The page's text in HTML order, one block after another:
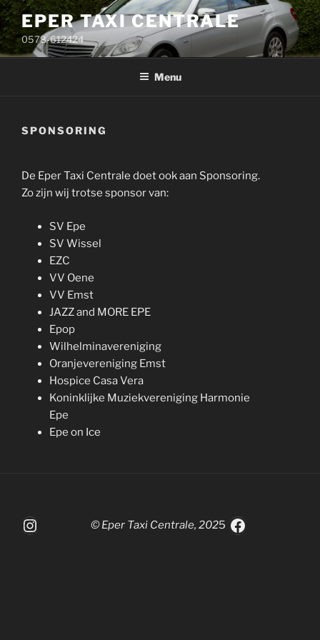
Ga
naar
de
inhoud
EPER TAXI CENTRALE
0578-612424
Menu
SPONSORING
De Eper Taxi Centrale doet ook aan Sponsoring.
Zo zijn wij trotse sponsor van:
SV Epe
SV Wissel
EZC
VV Oene
VV Emst
JAZZ and MORE EPE
Epop
Wilhelminavereniging
Oranjevereniging Emst
Hospice Casa Vera
Koninklijke Muziekvereniging Harmonie
Epe
Epe on Ice
Instagram© Eper Taxi Centrale, 2025 Facebook